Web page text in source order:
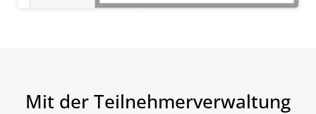
Mit der Teilnehmerverwaltung